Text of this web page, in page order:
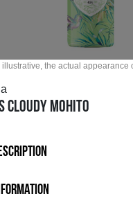
the actual appearance
CLOUDY MOHITO